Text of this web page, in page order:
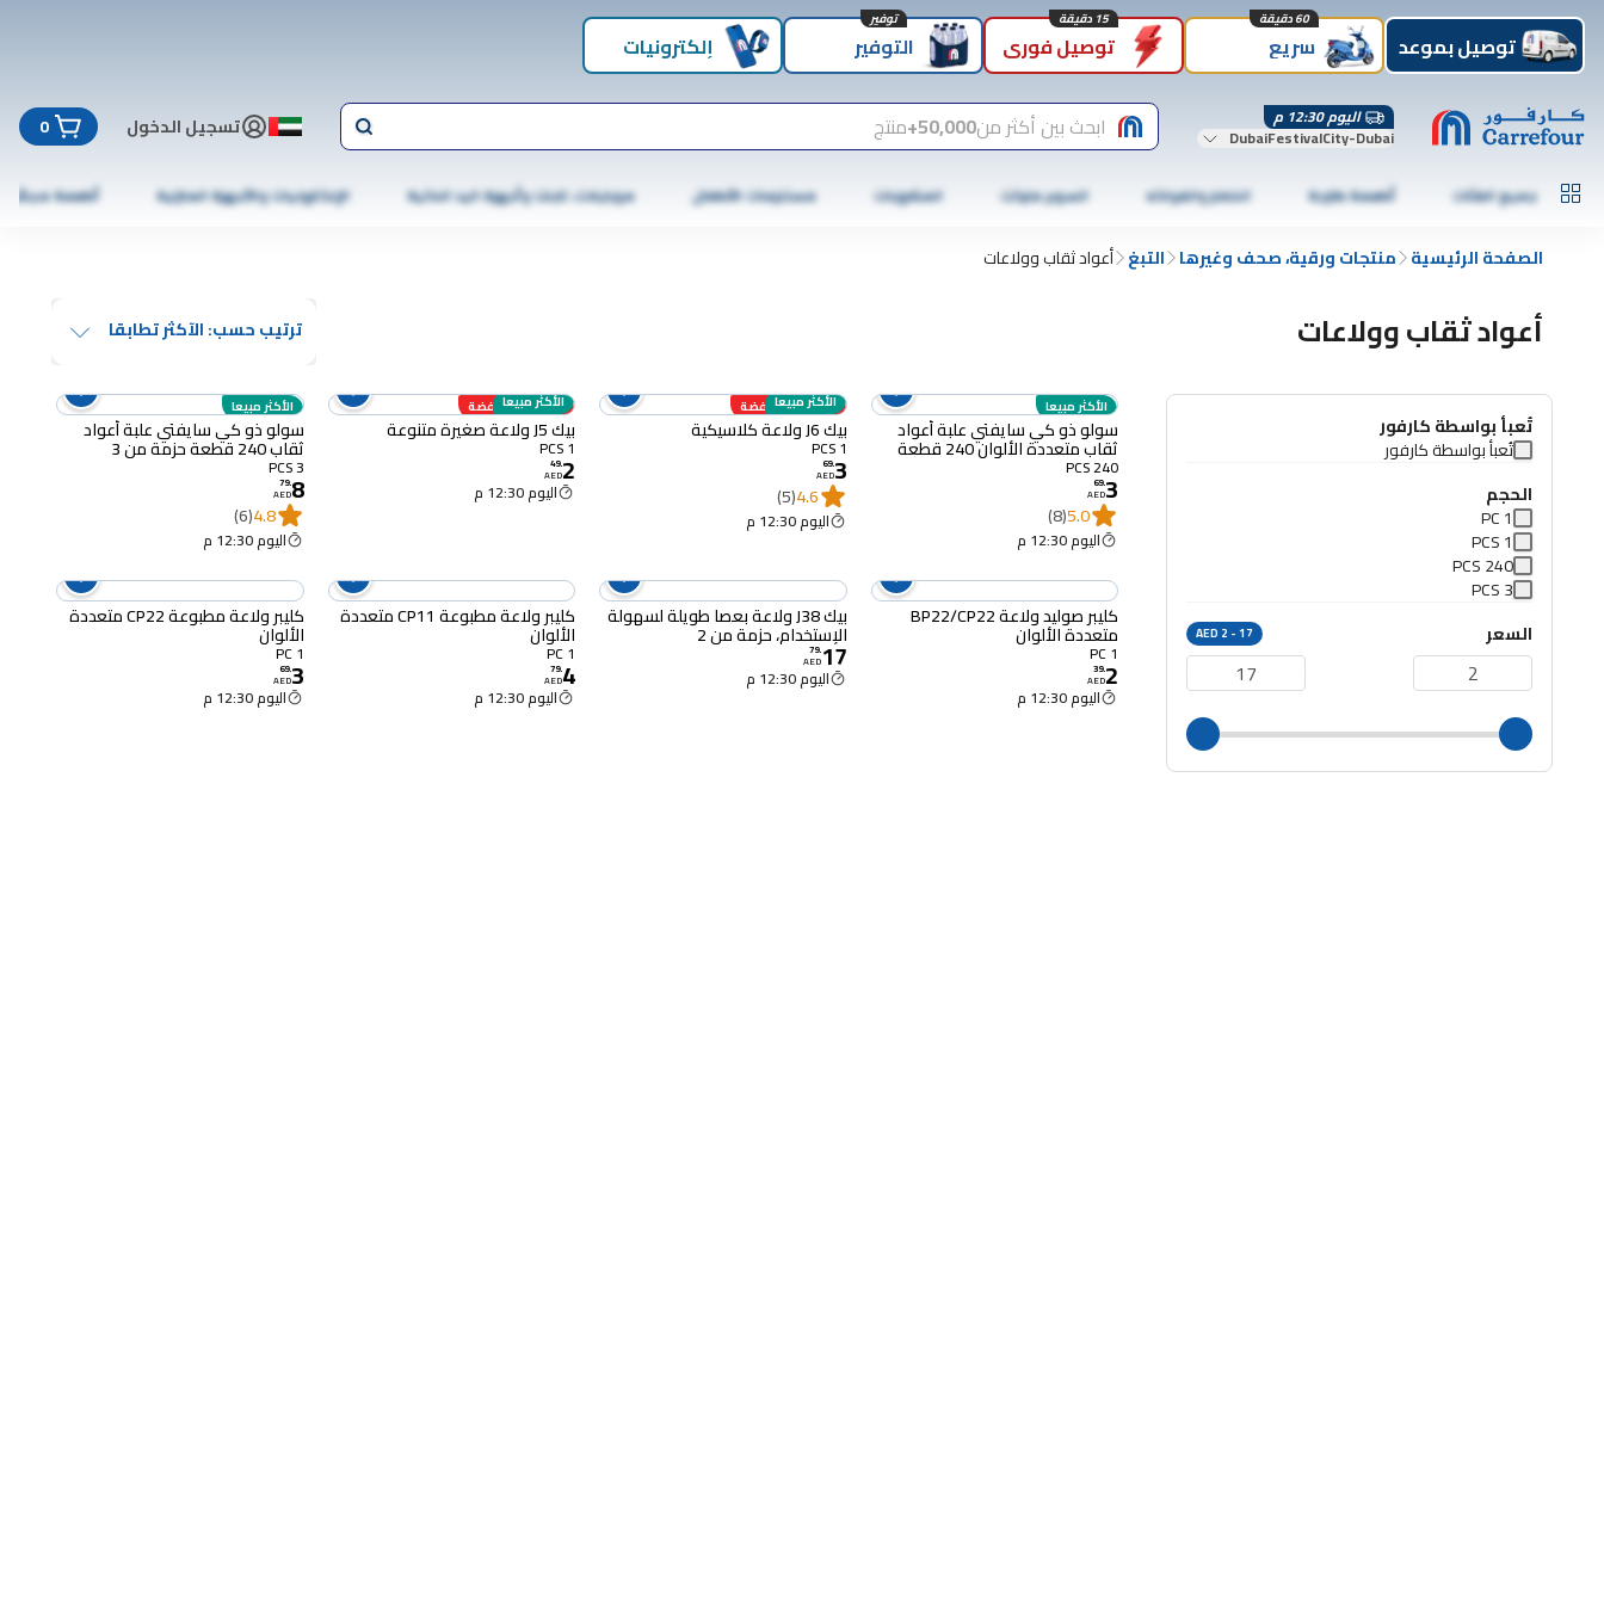
توصيل بموعد سريع
60 دقيقة
توصيل فوري
15 دقيقة
التوفير
توفير
إلكترونيات
اليوم 12:30 م
DubaiFestivalCity-Dubai ابحث بين أكثر من50,000+ منتج تسجيل الدخول 0
جميع الفئات أطعمة طازجة الخضار والفواكه السوبر ماركت المشروبات مستلزمات الأطفال موبايلات، تابلت وأجهزة اليد الذكية الإلكترونيات والأجهزة المنزلية أطعمة مجمّدة
الصفحة الرئيسية منتجات ورقية، صحف وغيرها التبغ أعواد ثقاب وولاعات
أعواد ثقاب وولاعات ترتيب حسب: الآكثر تطابقا
تُعبأ بواسطة كارفور
تُعبأ بواسطة كارفور
الحجم
1 PC
1 PCS
240 PCS
3 PCS
السعر
AED 2 - 17
الأكثر مبيعا
سولو ذو كي سايفتي علبة أعواد
ثقاب متعددة الألوان 240 قطعة
240 PCS
3
.
69
AED
5.0
(8)
اليوم 12:30 م
أسعار منخفضة
الأكثر مبيعا
بيك J6 ولاعة كلاسيكية
1 PCS
3
.
69
AED
4.6
(5)
اليوم 12:30 م
أسعار منخفضة
الأكثر مبيعا
بيك J5 ولاعة صغيرة متنوعة
1 PCS
2
.
49
AED
اليوم 12:30 م
الأكثر مبيعا
سولو ذو كي سايفتي علبة أعواد
ثقاب 240 قطعة حزمة من 3
3 PCS
8
.
79
AED
4.8
(6)
اليوم 12:30 م
كليبر صوليد ولاعة BP22/CP22
متعددة الألوان
1 PC
2
.
39
AED
اليوم 12:30 م
بيك J38 ولاعة بعصا طويلة لسهولة
الإستخدام، حزمة من 2
17
.
79
AED
اليوم 12:30 م
كليبر ولاعة مطبوعة CP11 متعددة
الألوان
1 PC
4
.
79
AED
اليوم 12:30 م
كليبر ولاعة مطبوعة CP22 متعددة
الألوان
1 PC
3
.
69
AED
اليوم 12:30 م